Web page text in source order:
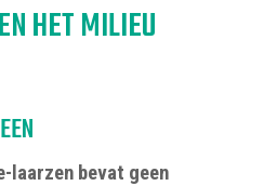
HET MILIEU
laarzen bevat geen